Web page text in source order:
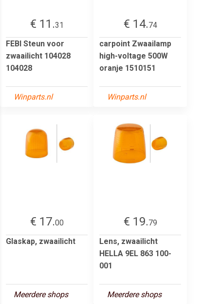
€ 11.31
FEBI Steun voor
zwaailicht 104028
104028
Winparts.nl
€ 14.74
carpoint Zwaailamp
high-voltage 500W
oranje 1510151
Winparts.nl
€ 17.00
Glaskap, zwaailicht
Meerdere shops
€ 19.79
Lens, zwaailicht
HELLA 9EL 863 100-
001
Meerdere shops